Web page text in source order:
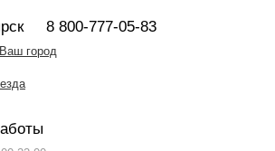
8 800-777-05-83
город